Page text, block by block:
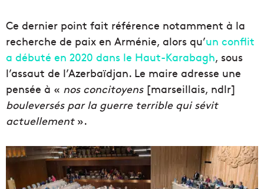
Ce dernier point fait référence notamment à la
recherche de paix en Arménie, alors qu’un conflit
a débuté en 2020 dans le Haut-Karabagh, sous
l’assaut de l’Azerbaïdjan. Le maire adresse une
pensée à « nos concitoyens [marseillais, ndlr]
bouleversés par la guerre terrible qui sévit
actuellement ».